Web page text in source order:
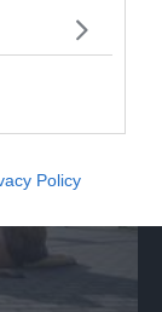
Policy
nel